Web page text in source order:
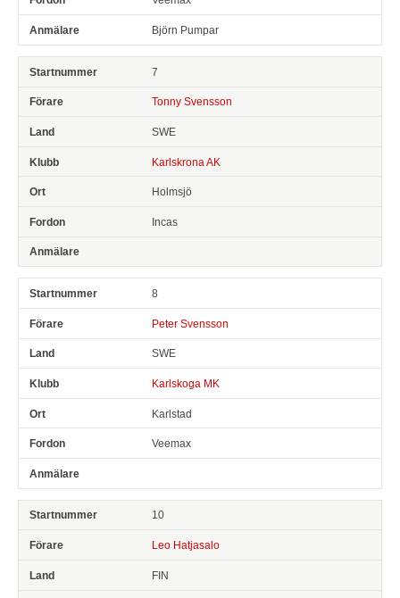
Björn Pumpar
7
Tonny Svensson
SWE
Karlskrona AK
Holmsjö
Incas
8
Peter Svensson
SWE
Karlskoga MK
Karlstad
Veemax
10
Leo Hatjasalo
FIN